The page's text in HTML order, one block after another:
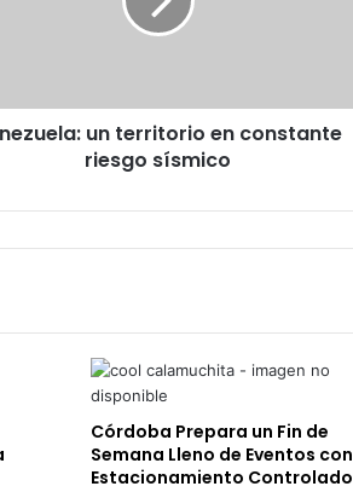
un territorio en constante
riesgo sísmico
Córdoba Prepara un Fin de
Semana Lleno de Eventos con
Estacionamiento Controlado